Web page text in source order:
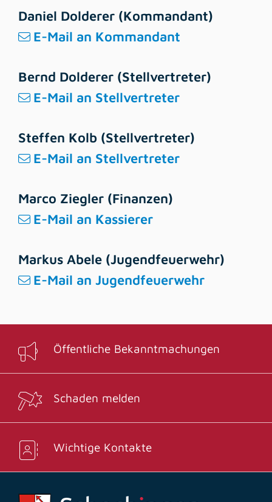
Daniel Dolderer (Kommandant)
E-Mail an Kommandant
Bernd Dolderer (Stellvertreter)
E-Mail an Stellvertreter
Steffen Kolb (Stellvertreter)
E-Mail an Stellvertreter
Marco Ziegler (Finanzen)
E-Mail an Kassierer
Markus Abele (Jugendfeuerwehr)
E-Mail an Jugendfeuerwehr
Öffentliche Bekanntmachungen
Schaden melden
Wichtige Kontakte